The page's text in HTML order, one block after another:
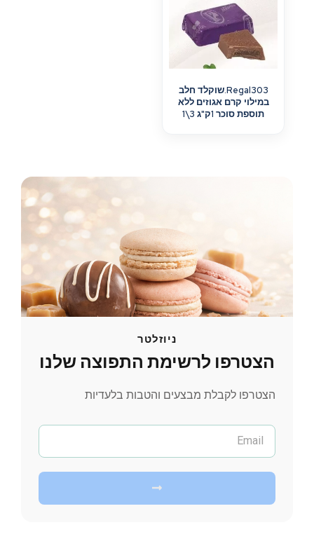
Regal303.שוקלד חלב
במילוי קרם אגוזים ללא
תוספת סוכר 1ק"ג 3\1
ניוזלטר
הצטרפו לרשימת התפוצה שלנו
הצטרפו לקבלת מבצעים והטבות בלעדיות